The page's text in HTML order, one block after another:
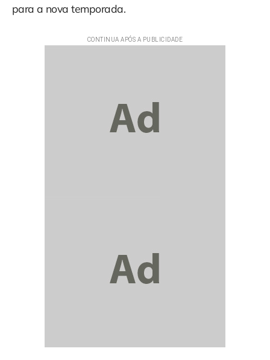
para a nova temporada.